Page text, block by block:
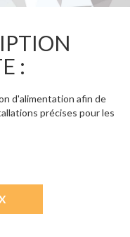
:
d'alimentation afin de
précises pour les